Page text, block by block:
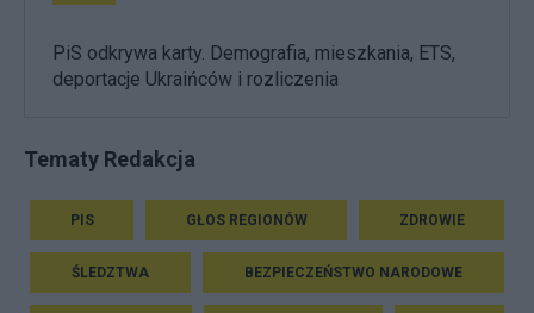
PiS odkrywa karty. Demografia, mieszkania, ETS,
deportacje Ukraińców i rozliczenia
Tematy Redakcja
PIS GŁOS REGIONÓW ZDROWIE
ŚLEDZTWA BEZPIECZEŃSTWO NARODOWE